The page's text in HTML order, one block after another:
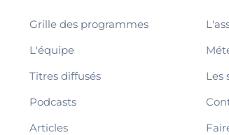
Grille des programmes
L'équipe
Titres diffusés
Podcasts
Articles
Les